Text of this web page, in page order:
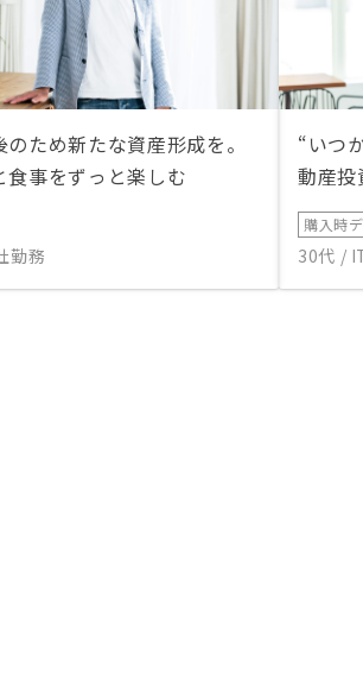
ため新たな資産形成を。
食事をずっと楽しむ
勤務
“いつ
動産投
購入時
30代 /